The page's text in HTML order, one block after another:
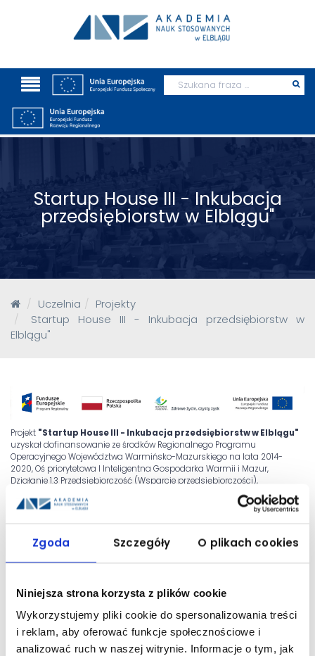
Zgoda Szczegóły O plikach cookies
Niniejsza strona korzysta z plików cookie
Wykorzystujemy pliki cookie do spersonalizowania treści
i reklam, aby oferować funkcje społecznościowe i
analizować ruch w naszej witrynie. Informacje o tym, jak
Wyszukaj
Startup House III - Inkubacja
przedsiębiorstw w Elblągu"
Uczelnia
Projekty
Startup House III - Inkubacja przedsiębiorstw w
Elblągu"
Projekt "Startup House III - Inkubacja przedsiębiorstw w Elblągu"
uzyskał dofinansowanie ze środków Regionalnego Programu
Operacyjnego Województwa Warmińsko-Mazurskiego na lata 2014-
2020, Oś priorytetowa I Inteligentna Gospodarka Warmii i Mazur,
Działanie 1.3 Przedsiębiorczość (Wsparcie przedsiębiorczości),
Data rozpoczęcia rzeczowej realizacji projektu:2019-01-02
oraz województwa warmińsko-mazurskiego sprzyjających warunków do
powstawania i rozwoju MŚP.
Cele szczegółowe: